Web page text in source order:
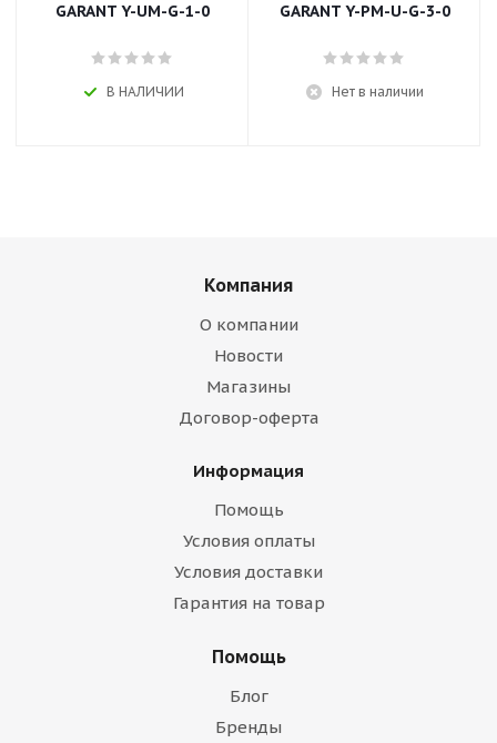
GARANT Y-UM-G-1-0
В НАЛИЧИИ
GARANT Y-PM-U-G-3-0
Нет в наличии
Компания
О компании
Новости
Магазины
Договор-оферта
Информация
Помощь
Условия оплаты
Условия доставки
Гарантия на товар
Помощь
Блог
Бренды